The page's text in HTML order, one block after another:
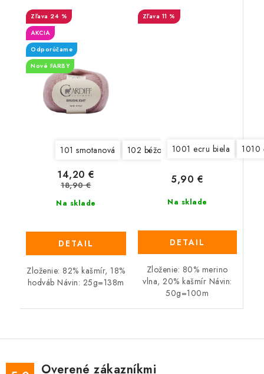
24 %
AKCIA
Odporúčame
Nové FARBY
101 smotanová 102 béžová 103 tmavá béžová
Na sklade
14,20 €
18,90 €
DETAIL
Zloženie: 82% kašmír, 18%
hodváb Návin: 25g=138m
11 %
1001 ecru biela 1010
Na sklade
5,90 €
DETAIL
Zloženie: 80% merino
vlna, 20% kašmír Návin:
50g=100m
Overené zákazníkmi